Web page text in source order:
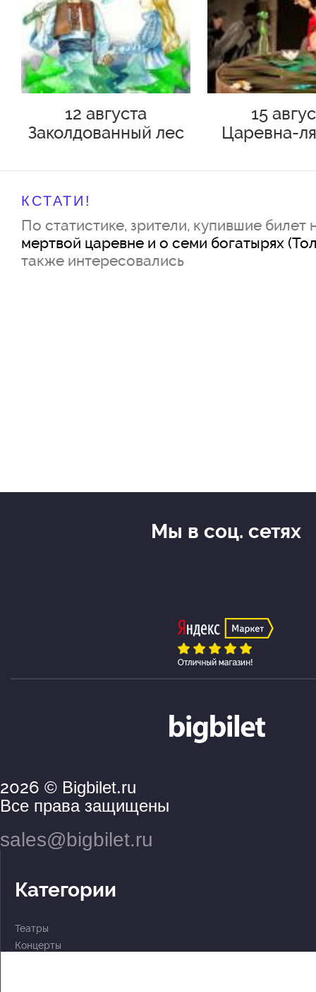
12 августа
Заколдованный лес
15
Царевна-
КСТАТИ!
По статистике, зрители, купившие билет
мертвой царевне и о семи богатырях
также интересовались
2026 © Bigbilet.ru
Все права защищены
sales@bigbilet.ru
Категории
Театры
Концерты
Мы в соц. сетях